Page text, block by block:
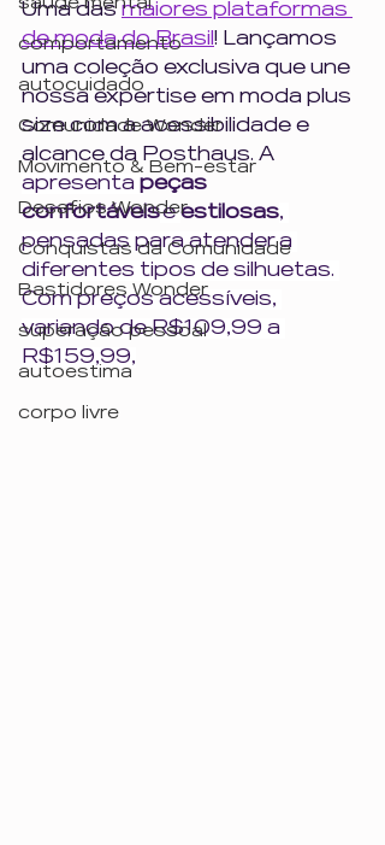
saúde mental
comportamento
autocuidado
Comunidade Wonder
Movimento & Bem-estar
Desafios Wonder
Conquistas da Comunidade
Bastidores Wonder
superação pessoal
autoestima
corpo livre
Uma das maiores plataformas
de moda do Brasil ! Lançamos
uma coleção exclusiva que une
nossa expertise em moda plus
size com a acessibilidade e
alcance da Posthaus. A
apresenta peças
confortáveis e estilosas,
pensadas para atender a
diferentes tipos de silhuetas.
Com preços acessíveis,
variando de R$109,99 a
R$159,99,